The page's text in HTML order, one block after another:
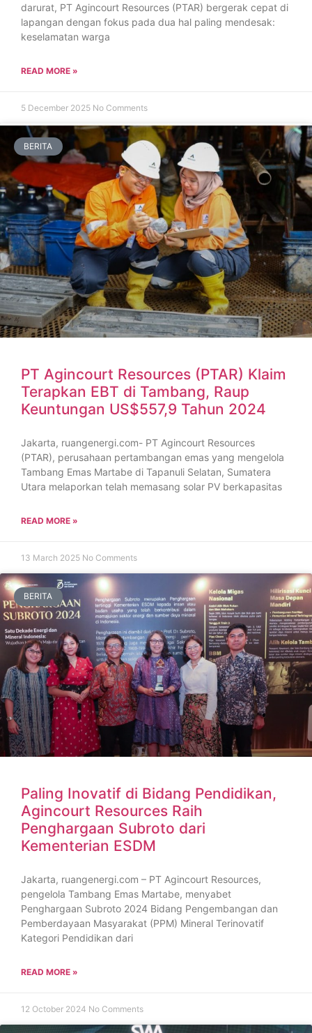
darurat, PT Agincourt Resources (PTAR) bergerak cepat di
lapangan dengan fokus pada dua hal paling mendesak:
keselamatan warga
READ MORE »
5 December 2025 No Comments
BERITA
PT Agincourt Resources (PTAR) Klaim
Terapkan EBT di Tambang, Raup
Keuntungan US$557,9 Tahun 2024
Jakarta, ruangenergi.com- PT Agincourt Resources
(PTAR), perusahaan pertambangan emas yang mengelola
Tambang Emas Martabe di Tapanuli Selatan, Sumatera
Utara melaporkan telah memasang solar PV berkapasitas
READ MORE »
13 March 2025 No Comments
BERITA
Paling Inovatif di Bidang Pendidikan,
Agincourt Resources Raih
Penghargaan Subroto dari
Kementerian ESDM
Jakarta, ruangenergi.com – PT Agincourt Resources,
pengelola Tambang Emas Martabe, menyabet
Penghargaan Subroto 2024 Bidang Pengembangan dan
Pemberdayaan Masyarakat (PPM) Mineral Terinovatif
Kategori Pendidikan dari
READ MORE »
12 October 2024 No Comments